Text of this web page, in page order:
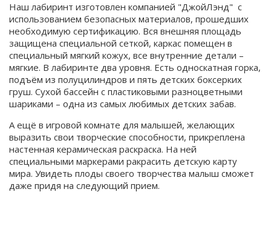
Наш лабиринт изготовлен компанией "ДжойЛэнд" с
использованием безопасных материалов, прошедших
необходимую сертификацию. Вся внешняя площадь
защищена специальной сеткой, каркас помещен в
специальный мягкий кожух, все внутренние детали –
мягкие. В лабиринте два уровня. Есть односкатная горка,
подъём из полуцилиндров и пять детских боксерких
груш. Сухой бассейн с пластиковыми разноцветными
шариками – одна из самых любимых детских забав.
А ещё в игровой комнате для малышей, желающих
выразить свои творческие способности, прикреплена
настенная керамическая раскраска. На ней
специальными маркерами ракрасить детскую карту
мира. Увидеть плоды своего творчества малыш сможет
даже придя на следующий прием.